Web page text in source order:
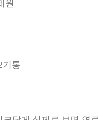
원
기통